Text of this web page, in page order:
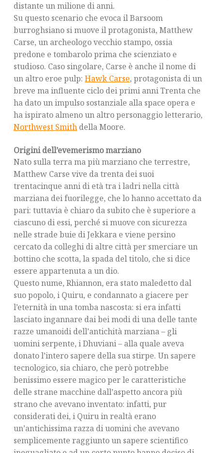
distante un milione di anni.
Su questo scenario che evoca il Barsoom
burroghsiano si muove il protagonista, Matthew
Carse, un archeologo vecchio stampo, ossia
predone e tombarolo prima che scienziato e
studioso. Caso singolare, Carse è anche il nome di
un altro eroe pulp: Hawk Carse, protagonista di un
breve ma influente ciclo dei primi anni Trenta che
ha dato un impulso sostanziale alla space opera e
ha ispirato almeno un altro personaggio letterario,
Northwest Smith della Moore.
Origini dell’evemerismo marziano
Nato sulla terra ma più marziano che terrestre,
Matthew Carse vive da trenta dei suoi
trentacinque anni di età tra i ladri nella città
marziana dei fuorilegge, che lo hanno accettato da
pari: tuttavia è chiaro da subito che è superiore a
ciascuno di essi, perché si muove con sicurezza
nelle strade buie di Jekkara e viene persino
cercato da colleghi di altre città per smerciare un
bottino che scotta, la spada del titolo, che si dice
essere appartenuta a un dio.
Questo nume, Rhiannon, era stato maledetto dal
suo popolo, i Quiru, e condannato a giacere per
l’eternità in una tomba nascosta: si era infatti
lasciato ingannare dai bei modi di una delle tante
razze umanoidi dell’antichità marziana – gli
uomini serpente, i Dhuviani – alla quale aveva
donato l’intero sapere della sua stirpe. Un sapere
tecnologico, sia chiaro, che però potrebbe
benissimo essere magico per le caratteristiche
delle strane macchine dall’aspetto ancora più
strano che avevano inventato: infatti, pur
considerati dei, i Quiru in realtà erano
un’antichissima razza di uomini che avevano
semplicemente raggiunto un sapere scientifico